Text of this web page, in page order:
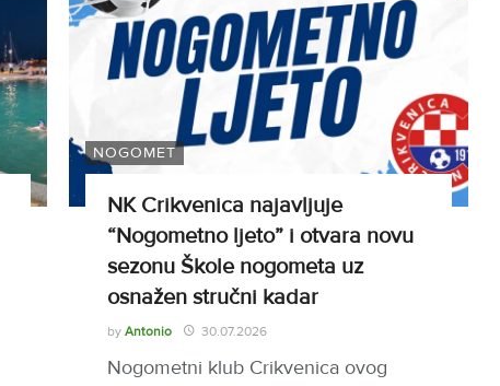
NOGOMET
NK Crikvenica najavljuje
“Nogometno ljeto” i otvara novu
sezonu Škole nogometa uz
osnažen stručni kadar
by Antonio 30.07.2026
Nogometni klub Crikvenica ovog